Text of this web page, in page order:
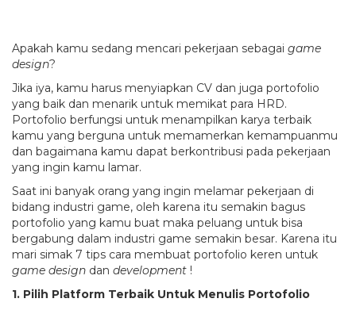
Apakah kamu sedang mencari pekerjaan sebagai game
design?
Jika iya, kamu harus menyiapkan CV dan juga portofolio
yang baik dan menarik untuk memikat para HRD.
Portofolio berfungsi untuk menampilkan karya terbaik
kamu yang berguna untuk memamerkan kemampuanmu
dan bagaimana kamu dapat berkontribusi pada pekerjaan
yang ingin kamu lamar.
Saat ini banyak orang yang ingin melamar pekerjaan di
bidang industri game, oleh karena itu semakin bagus
portofolio yang kamu buat maka peluang untuk bisa
bergabung dalam industri game semakin besar. Karena itu
mari simak 7 tips cara membuat portofolio keren untuk
game design dan development !
1. Pilih Platform Terbaik Untuk Menulis Portofolio